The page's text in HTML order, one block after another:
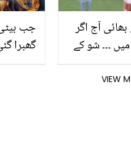
جب
گھبرا
بھائی آج اگر
۔۔۔ شو کے
ہوئے روVIEW